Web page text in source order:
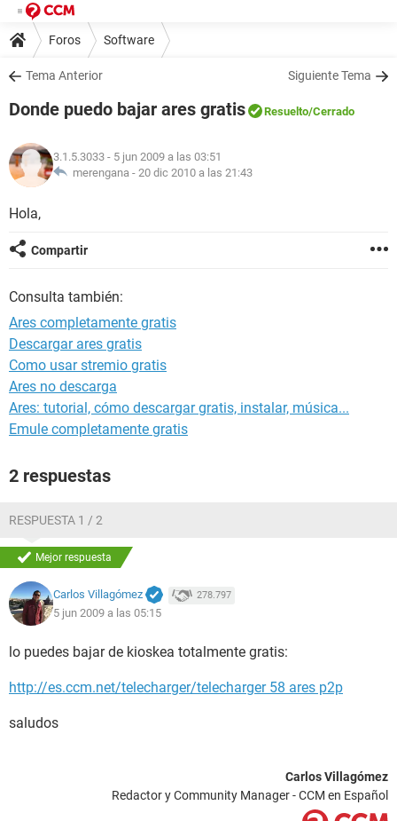
Foros Software
Tema Anterior Siguiente Tema
Donde puedo bajar ares gratis Resuelto/Cerrado
3.1.5.3033 - 5 jun 2009 a las 03:51
merengana - 20 dic 2010 a las 21:43
Hola,
Compartir
Consulta también:
Ares completamente gratis
Descargar ares gratis
Como usar stremio gratis
Ares no descarga
Ares: tutorial, cómo descargar gratis, instalar, música...
Emule completamente gratis
2 respuestas
RESPUESTA 1 / 2
Mejor respuesta
Carlos Villagómez 278.797
5 jun 2009 a las 05:15
lo puedes bajar de kioskea totalmente gratis:
http://es.ccm.net/telecharger/telecharger 58 ares p2p
saludos
Carlos Villagómez
Redactor y Community Manager - CCM en Español